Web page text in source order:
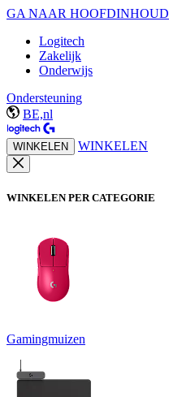
GA NAAR HOOFDINHOUD
Logitech
Zakelijk
Onderwijs
Ondersteuning
BE,nl
WINKELEN WINKELEN
WINKELEN PER CATEGORIE
Gamingmuizen